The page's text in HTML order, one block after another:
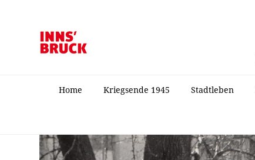
Home Kriegsende 1945 Stadtleben